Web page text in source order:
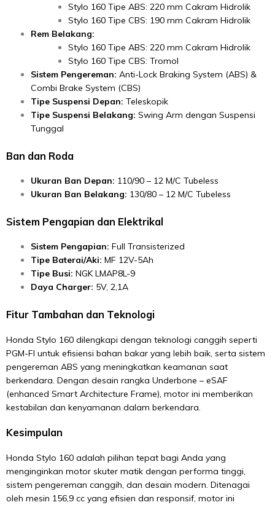
Stylo 160 Tipe ABS: 220 mm Cakram Hidrolik
Stylo 160 Tipe CBS: 190 mm Cakram Hidrolik
Rem Belakang:
Stylo 160 Tipe ABS: 220 mm Cakram Hidrolik
Stylo 160 Tipe CBS: Tromol
Sistem Pengereman: Anti-Lock Braking System (ABS) &
Combi Brake System (CBS)
Tipe Suspensi Depan: Teleskopik
Tipe Suspensi Belakang: Swing Arm dengan Suspensi
Tunggal
Ban dan Roda
Ukuran Ban Depan: 110/90 – 12 M/C Tubeless
Ukuran Ban Belakang: 130/80 – 12 M/C Tubeless
Sistem Pengapian dan Elektrikal
Sistem Pengapian: Full Transisterized
Tipe Baterai/Aki: MF 12V-5Ah
Tipe Busi: NGK LMAP8L-9
Daya Charger: 5V, 2,1A
Fitur Tambahan dan Teknologi
Honda Stylo 160 dilengkapi dengan teknologi canggih seperti
PGM-FI untuk efisiensi bahan bakar yang lebih baik, serta sistem
pengereman ABS yang meningkatkan keamanan saat
berkendara. Dengan desain rangka Underbone – eSAF
(enhanced Smart Architecture Frame), motor ini memberikan
kestabilan dan kenyamanan dalam berkendara.
Kesimpulan
Honda Stylo 160 adalah pilihan tepat bagi Anda yang
menginginkan motor skuter matik dengan performa tinggi,
sistem pengereman canggih, dan desain modern. Ditenagai
oleh mesin 156,9 cc yang efisien dan responsif, motor ini